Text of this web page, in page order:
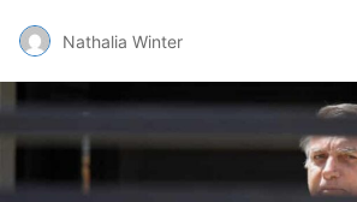
Nathalia Winter